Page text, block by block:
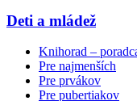
Deti a mládež
Knihorad –
Pre najmenších
Pre prvákov
Pre pubertiakov